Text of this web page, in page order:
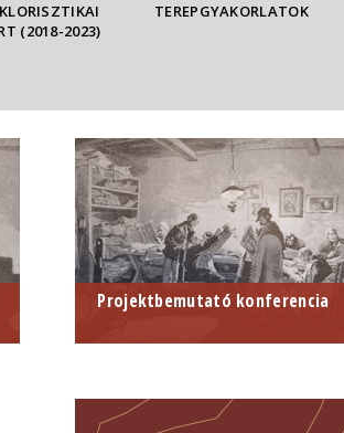
(2018-2023)
TEREPGYAKORLATOK
Projektbemutató konferencia
szervezésében